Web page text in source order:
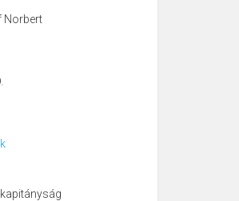
Norbert